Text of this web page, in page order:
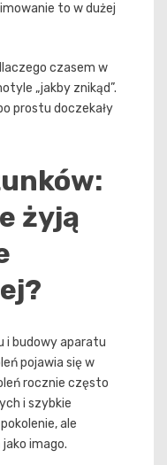
to w dużej
czasem w
„jakby znikąd”.
prostu doczekały
żyją
i budowy aparatu
pojawia się w
rocznie często
i szybkie
ale
imago.